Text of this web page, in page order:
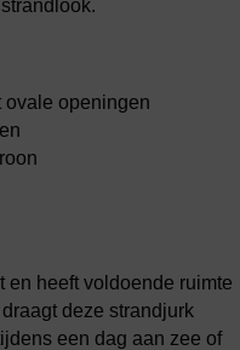
ovale openingen
en heeft voldoende ruimte
deze strandjurk
een dag aan zee of